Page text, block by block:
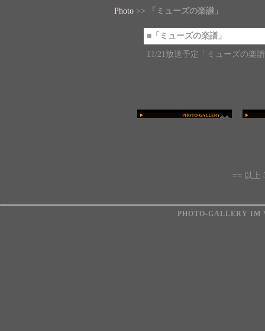
Photo >> 「ミューズの楽譜」
■ 「ミューズの楽譜」
11/21放送予定「ミューズの楽
== 以上
PHOTO-GALLERY IM